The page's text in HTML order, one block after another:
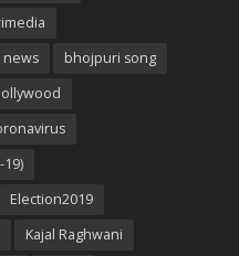
bhojpuri song
Election2019
Kajal Raghwani